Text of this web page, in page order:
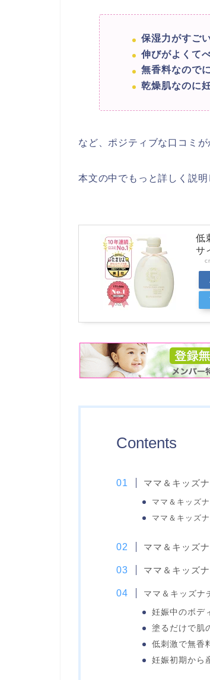
保湿力がすご
伸びがよくて
無香料なので
乾燥肌なのに
など、ポジティブな口コミ
本文の中でもっと詳しく説
低
サ
Contents
ママ＆キッズ
ママ＆キッズ
ママ＆キッズ
ママ＆キッズ
ママ＆キッズ
ママ＆キッズナ
妊娠中のボデ
塗るだけで肌
低刺激で無香
妊娠初期から